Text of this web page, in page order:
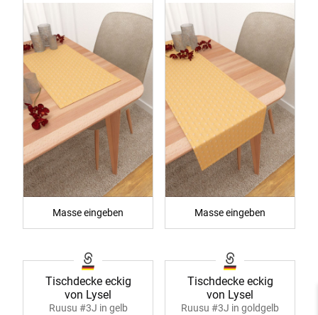
40048
Masse eingeben Masse eingeben
Tischdecke eckig
von Lysel
Ruusu #3J in gelb
Tischdecke eckig
von Lysel
Ruusu #3J in goldgelb